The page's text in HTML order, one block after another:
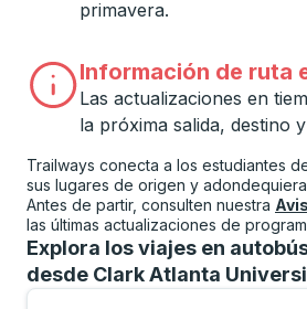
primavera.
Información de ruta
Las actualizaciones en
la próxima salida, destino
Trailways conecta a los estudiantes
sus lugares de origen y
Antes de partir, consulten nuestra
las últimas actualizaciones de
Explora los viajes en
desde Clark Atlanta